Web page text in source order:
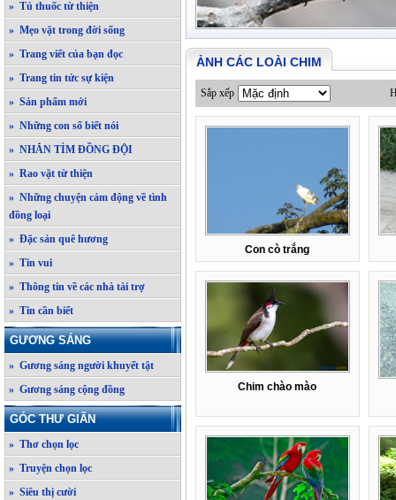
» Tủ thuốc từ thiện
» Mẹo vặt trong đời sống
» Trang viết của bạn đọc
» Trang tin tức sự kiện
» Sản phẩm mới
» Những con số biết nói
» NHẮN TÌM ĐỒNG ĐỘI
» Rao vặt từ thiện
» Những chuyện cảm động về tình
đồng loại
» Đặc sản quê hương
» Tin vui
» Thông tin về các nhà tài trợ
» Tin cần biết
GƯƠNG SÁNG
» Gương sáng người khuyết tật
» Gương sáng cộng đồng
GÓC THƯ GIÃN
» Thơ chọn lọc
» Truyện chọn lọc
» Siêu thị cười
ẢNH CÁC LOÀI CHIM
Sắp xếp
Con cò trắng
Chim chào mào